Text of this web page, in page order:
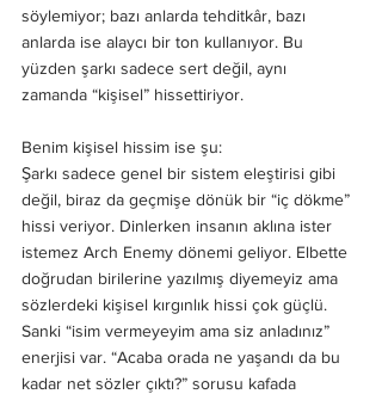
söylemiyor; bazı anlarda tehditkâr, bazı
anlarda ise alaycı bir ton kullanıyor. Bu
yüzden şarkı sadece sert değil, aynı
zamanda “kişisel” hissettiriyor.
Benim kişisel hissim ise şu:
Şarkı sadece genel bir sistem eleştirisi gibi
değil, biraz da geçmişe dönük bir “iç dökme”
hissi veriyor. Dinlerken insanın aklına ister
istemez Arch Enemy dönemi geliyor. Elbette
doğrudan birilerine yazılmış diyemeyiz ama
sözlerdeki kişisel kırgınlık hissi çok güçlü.
Sanki “isim vermeyeyim ama siz anladınız”
enerjisi var. “Acaba orada ne yaşandı da bu
kadar net sözler çıktı?” sorusu kafada